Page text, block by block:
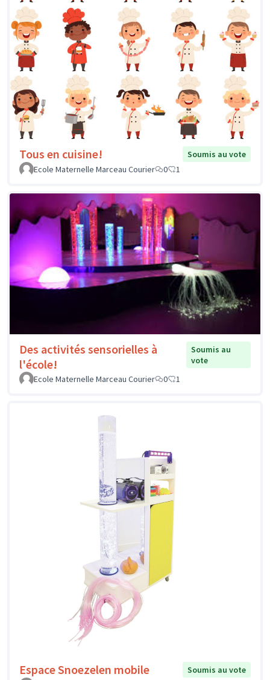
Tous en cuisine!
Soumis au vote
Ecole Maternelle Marceau Courier
0 1
Des activités sensorielles à
l'école!
Soumis au
vote
Ecole Maternelle Marceau Courier
0 1
Espace Snoezelen mobile
Soumis au vote